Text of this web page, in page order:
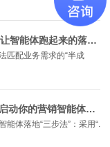
敏捷开发，快速验证：45天让智能体跑起来的落地方法论
匹配业务需求的“半成
实施：从蓝图到现实：三步启动你的营销智能体，打赢增长“闪电战”
能体落地“三步法”：采用“.